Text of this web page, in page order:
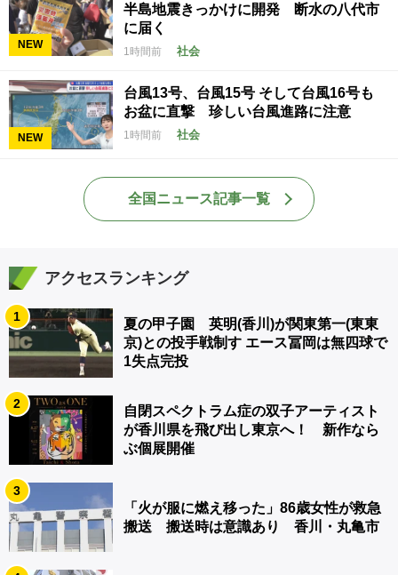
NEW
半島地震きっかけに開発 断水の八代市
に届く
1時間前 社会
NEW
台風13号、台風15号 そして台風16号も
お盆に直撃 珍しい台風進路に注意
1時間前 社会
全国ニュース記事一覧
アクセスランキング
1
夏の甲子園 英明(香川)が関東第一(東東
京)との投手戦制す エース冨岡は無四球で
1失点完投
2
自閉スペクトラム症の双子アーティスト
が香川県を飛び出し東京へ！ 新作なら
ぶ個展開催
3
「火が服に燃え移った」86歳女性が救急
搬送 搬送時は意識あり 香川・丸亀市